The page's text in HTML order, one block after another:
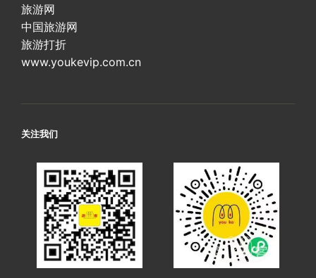
旅游网
中国旅游网
旅游打折
www.youkevip.com.cn
关注我们